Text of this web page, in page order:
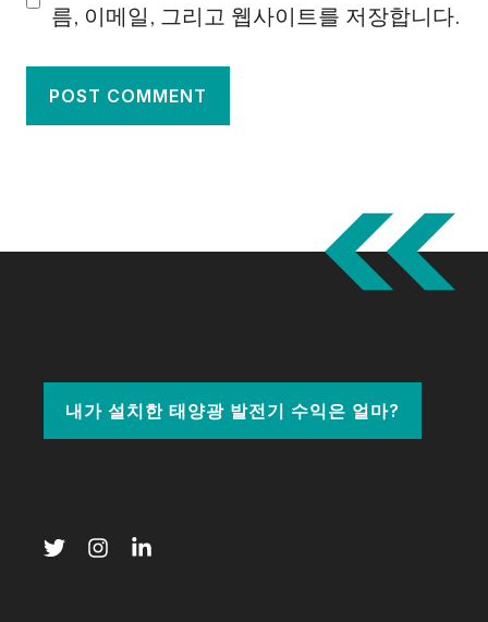
름, 이메일, 그리고 웹사이트를 저장합니다.
내가 설치한 태양광 발전기 수익은 얼마?